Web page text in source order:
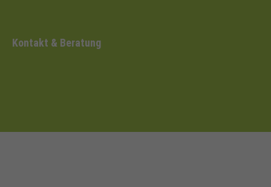
Kontakt & Beratung